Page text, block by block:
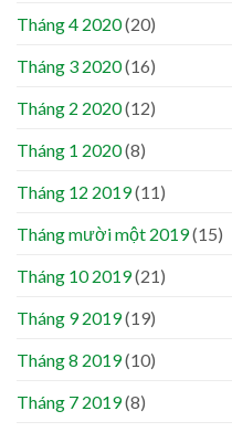
Tháng 4 2020(20)
Tháng 3 2020(16)
Tháng 2 2020(12)
Tháng 1 2020(8)
Tháng 12 2019(11)
Tháng mười một 2019(15)
Tháng 10 2019(21)
Tháng 9 2019(19)
Tháng 8 2019(10)
Tháng 7 2019(8)